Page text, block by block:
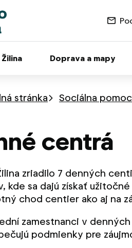
Doprava a mapy
stránka Sociálna
centrá
zriadilo 7 denných
kde sa dajú získať
chod centier ako aj na
zamestnanci v
podmienky pre